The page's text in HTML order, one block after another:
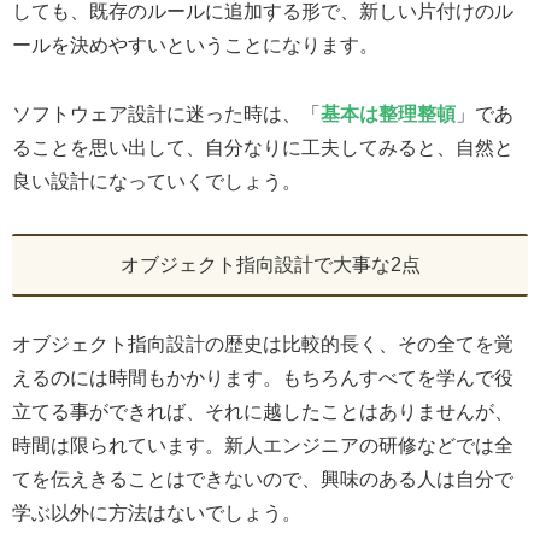
しても、既存のルールに追加する形で、新しい片付けのル
ールを決めやすいということになります。
ソフトウェア設計に迷った時は、「 基本は整理整頓 」であ
ることを思い出して、自分なりに工夫してみると、自然と
良い設計になっていくでしょう。
オブジェクト指向設計で大事な2点
オブジェクト指向設計の歴史は比較的長く、その全てを覚
えるのには時間もかかります。もちろんすべてを学んで役
立てる事ができれば、それに越したことはありませんが、
時間は限られています。新人エンジニアの研修などでは全
てを伝えきることはできないので、興味のある人は自分で
学ぶ以外に方法はないでしょう。